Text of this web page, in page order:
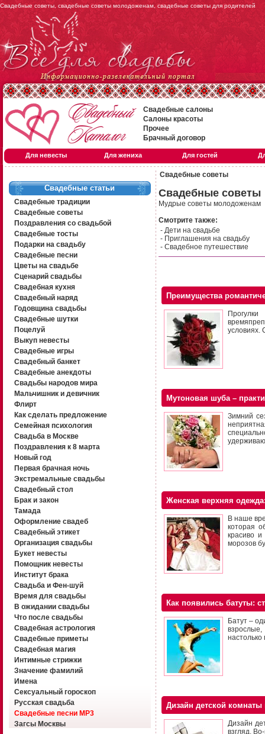
Свадебные советы, свадебные советы молодоженам, свадебные советы для родителей
Свадебные салоны
Салоны красоты
Прочее
Брачный договор
Для невесты Для жениха Для гостей
Свадебные статьи
Свадебные традиции
Свадебные советы
Поздравления со свадьбой
Свадебные тосты
Подарки на свадьбу
Свадебные песни
Цветы на свадьбе
Сценарий свадьбы
Свадебная кухня
Свадебный наряд
Годовщина свадьбы
Свадебные шутки
Поцелуй
Выкуп невесты
Свадебные игры
Свадебный банкет
Свадебные анекдоты
Свадьбы народов мира
Мальчишник и девичник
Флирт
Как сделать предложение
Семейная психология
Свадьба в Москве
Поздравления к 8 марта
Новый год
Первая брачная ночь
Экстремальные свадьбы
Свадебный стол
Брак и закон
Тамада
Оформление свадеб
Свадебный этикет
Организация свадьбы
Букет невесты
Помощник невесты
Институт брака
Свадьба и Фен-шуй
Время для свадьбы
В ожидании свадьбы
Что после свадьбы
Свадебная астрология
Свадебные приметы
Свадебная магия
Интимные стрижки
Значение фамилий
Имена
Сексуальный гороскоп
Русская свадьба
Свадебные песни MP3
Загсы Москвы
Свадебные советы
Свадебные советы
Мудрые советы молодоженам
Смотрите также:
- Дети на свадьбе
- Приглашения на свадьбу
- Свадебное путешествие
Преимущества
условиях.
Мутоновая шуба –
Зимний
Женская верхняя
В наше
которая
красиво
морозов
Как появились батуты:
Батут –
настолько
Дизайн детской
Дизайн
взгляд.